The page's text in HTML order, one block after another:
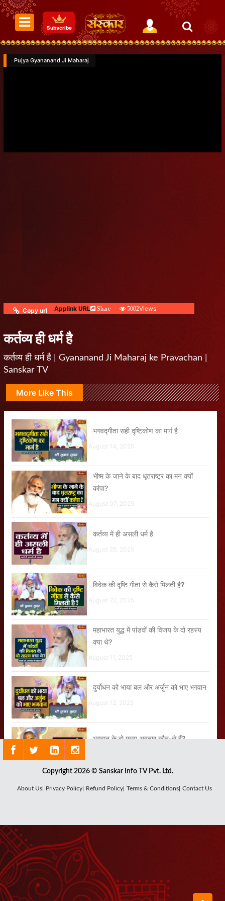
Subscribe
Pujya Gyananand Ji Maharaj
Copy url Applink URL Share 5002Views
कर्तव्य ही धर्म है
कर्तव्य ही धर्म है | Gyananand Ji Maharaj ke Pravachan |
Sanskar TV
More Like This
भगवद्गीता सही दृष्टिकोण का मार्ग है
August 14, 2025
भीष्म के जाने के बाद धृतराष्ट्र का मन क्यों
कांपा?
August 07, 2025
कर्तव्य में ही असली धर्म है
August 25, 2025
विवेक की दृष्टि गीता से कैसे मिलती है?
August 22, 2025
महाभारत युद्ध में पांडवों की विजय के दो रहस्य
क्या थे?
August 11, 2025
दुर्योधन को भाया बल और अर्जुन को भाए भगवान
August 12, 2025
भगवान के दो मुख्य अवतार कौन-से हैं?
August 26, 2025
गीता जीवन जीने की एक कला है
Copyright 2026 © Sanskar Info TV Pvt. Ltd.
About Us| Privacy Policy| Refund Policy| Terms & Conditions| Contact Us